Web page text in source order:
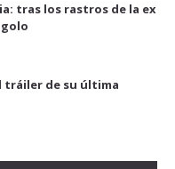
tras los rastros de la ex
tráiler de su última